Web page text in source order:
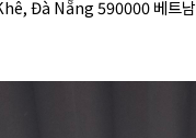
Đà Nẵng 590000 베트남